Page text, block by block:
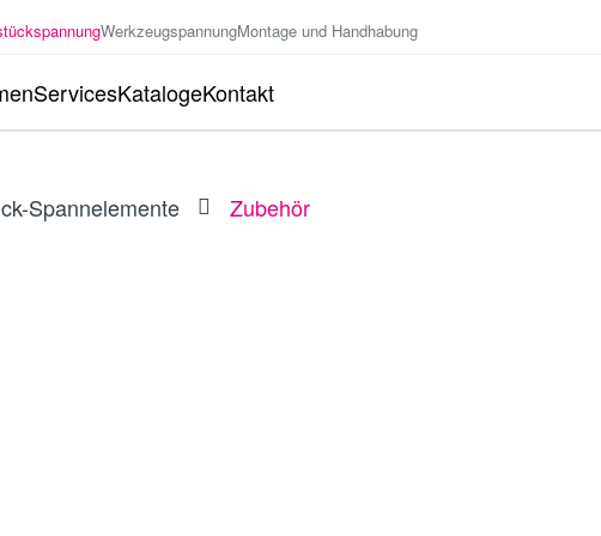
WerkzeugspannungMontage und Handhabung
ServicesKatalogeKontakt
Spannelemente Zubehör